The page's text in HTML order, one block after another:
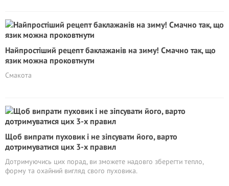
Найпростіший рецепт баклажанів на зиму! Смачно так, що
язик можна проковтнути
Смакота
Щоб випрати пуховик і не зіпсувати його, варто
дотримуватися цих 3-х правил
Дотримуючись цих порад, ви зможете надовго зберегти тепло,
форму та охайний вигляд свого пуховика.